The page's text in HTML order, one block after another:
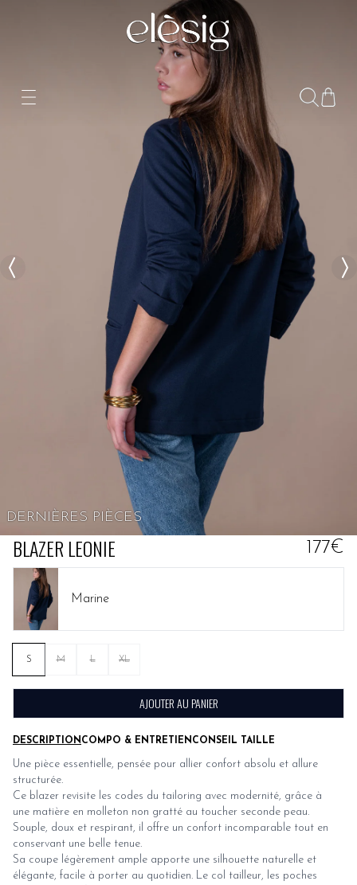
DERNIÈRES PIÈCES
BLAZER LEONIE 177€
DESCRIPTIONCOMPO & ENTRETIENCONSEIL TAILLE
Une pièce essentielle, pensée pour allier confort absolu et allure
structurée.
Ce blazer revisite les codes du tailoring avec modernité, grâce à
une matière en molleton non gratté au toucher seconde peau.
Souple, doux et respirant, il offre un confort incomparable tout en
conservant une belle tenue.
Sa coupe légèrement ample apporte une silhouette naturelle et
élégante, facile à porter au quotidien. Le col tailleur, les poches
Marine
S M L XL
AJOUTER AU PANIER